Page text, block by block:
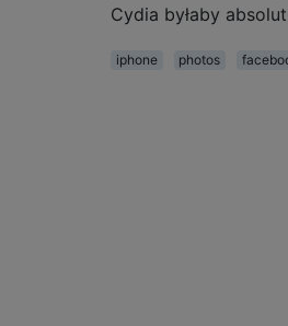
Cydia byłaby
iphone photos